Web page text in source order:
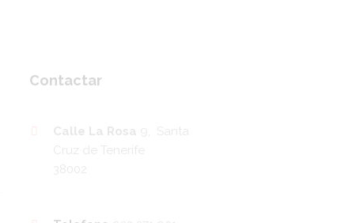
Contactar
Calle La Rosa 9, Santa
Cruz de Tenerife
38002